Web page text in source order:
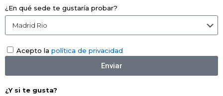
¿Y si te gusta?
¿En qué sede te gustaría probar?
Acepto la política de privacidad
Enviar